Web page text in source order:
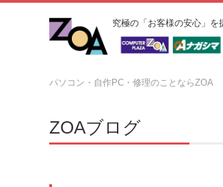
究極の「お客様の安心」を
パソコン・自作PC・修理のことならZOA
ZOAブログ